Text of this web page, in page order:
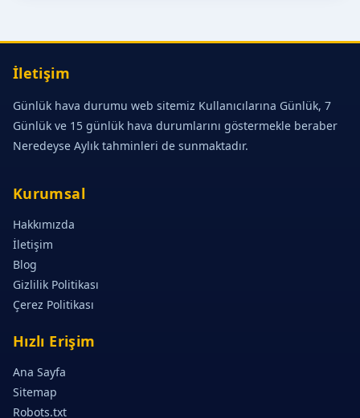
İletişim
Günlük hava durumu web sitemiz Kullanıcılarına Günlük, 7
Günlük ve 15 günlük hava durumlarını göstermekle beraber
Neredeyse Aylık tahminleri de sunmaktadır.
Kurumsal
Hakkımızda
İletişim
Blog
Gizlilik Politikası
Çerez Politikası
Hızlı Erişim
Ana Sayfa
Sitemap
Robots.txt